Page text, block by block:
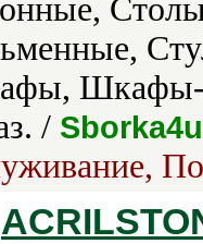
Шкафы-
/ Sborka4u